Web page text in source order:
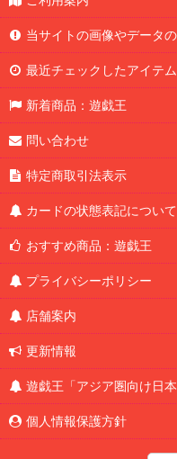
当サイトの画像やデータ
最近チェックしたアイテム
新着商品：遊戯王
問い合わせ
特定商取引法表示
カードの状態表記について
おすすめ商品：遊戯王
プライバシーポリシー
店舗案内
更新情報
遊戯王「アジア圏向け日
個人情報保護方針